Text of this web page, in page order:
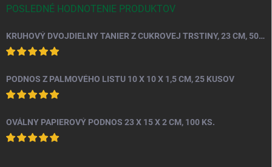
POSLEDNÉ HODNOTENIE PRODUKTOV
KRUHOVÝ DVOJDIELNY TANIER Z CUKROVEJ TRSTINY, 23 CM, 50 KS.
PODNOS Z PALMOVÉHO LISTU 10 X 10 X 1,5 CM, 25 KUSOV
OVÁLNY PAPIEROVÝ PODNOS 23 X 15 X 2 CM, 100 KS.